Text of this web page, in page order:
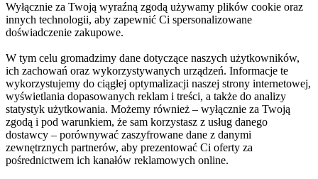
Wyłącznie za Twoją wyraźną zgodą używamy plików cookie oraz
innych technologii, aby zapewnić Ci spersonalizowane
doświadczenie zakupowe.
W tym celu gromadzimy dane dotyczące naszych użytkowników,
ich zachowań oraz wykorzystywanych urządzeń. Informacje te
wykorzystujemy do ciągłej optymalizacji naszej strony internetowej,
wyświetlania dopasowanych reklam i treści, a także do analizy
statystyk użytkowania. Możemy również – wyłącznie za Twoją
zgodą i pod warunkiem, że sam korzystasz z usług danego
dostawcy – porównywać zaszyfrowane dane z danymi
zewnętrznych partnerów, aby prezentować Ci oferty za
pośrednictwem ich kanałów reklamowych online.